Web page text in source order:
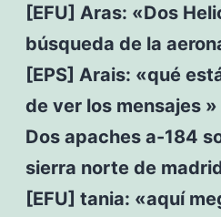
[EFU] Aras: «Dos
búsqueda de la
[EPS] Arais: «qué
de ver los mensajes »
Dos apaches a-184
sierra norte de
[EFU] tania: «aquí